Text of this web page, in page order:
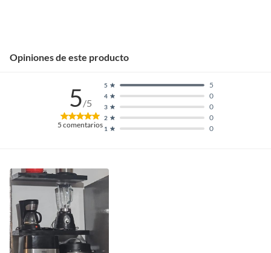
Opiniones de este producto
5/5
5 comentarios 1 0
2 0
3 0
4 0
5 5